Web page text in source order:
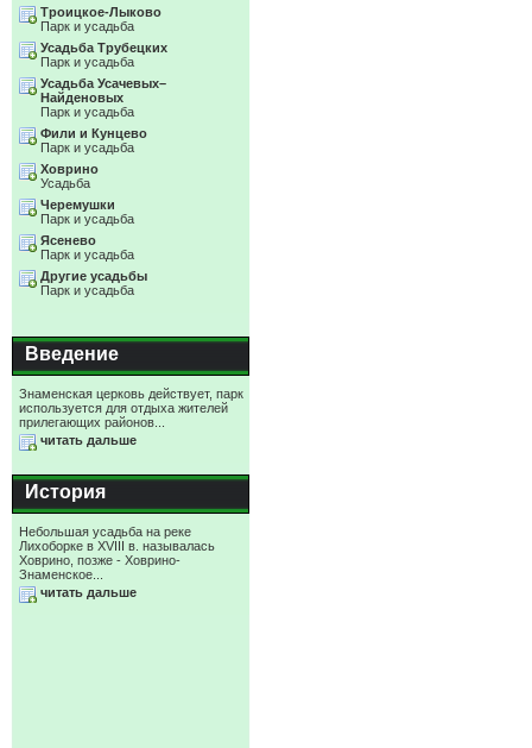
Троицкое-Лыково
Парк и усадьба
Усадьба Трубецких
Парк и усадьба
Усадьба Усачевых–
Найденовых
Парк и усадьба
Фили и Кунцево
Парк и усадьба
Ховрино
Усадьба
Черемушки
Парк и усадьба
Ясенево
Парк и усадьба
Другие усадьбы
Парк и усадьба
Введение
Знаменская церковь действует, парк
используется для отдыха жителей
прилегающих районов...
читать дальше
История
Небольшая усадьба на реке
Лихоборке в XVIII в. называлась
Ховрино, позже - Ховрино-
Знаменское...
читать дальше